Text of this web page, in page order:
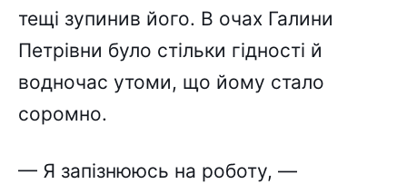
тещі зупинив його. В очах Галини
Петрівни було стільки гідності й
водночас утоми, що йому стало
соромно.
— Я запізнююсь на роботу, —